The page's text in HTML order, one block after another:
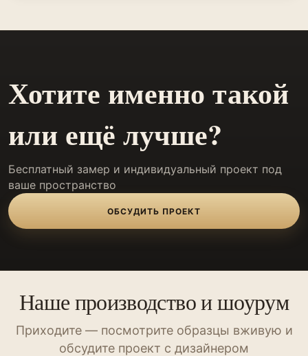
Хотите именно такой
или ещё лучше?
Бесплатный замер и индивидуальный проект под
ваше пространство
ОБСУДИТЬ ПРОЕКТ
Наше производство и шоурум
Приходите — посмотрите образцы вживую и
обсудите проект с дизайнером